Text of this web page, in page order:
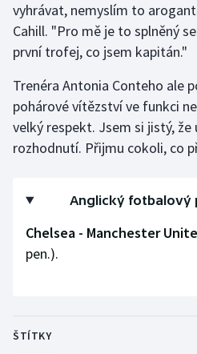
Lezení
Lyže a snowboard
Moderní pětiboj
Motorsport
Plavání
Ragby
vyhrávat, nemyslím to
Cahill. "Pro mě je to splněný
první trofej, co jsem kapitán."
Trenéra Antonia Conteho ale
pohárové vítězství ve funkci
velký respekt. Jsem si jistý, že
rozhodnutí. Přijmu cokoli, co
Anglický fotbalový
Chelsea - Manchester
pen.).
ŠTÍTKY